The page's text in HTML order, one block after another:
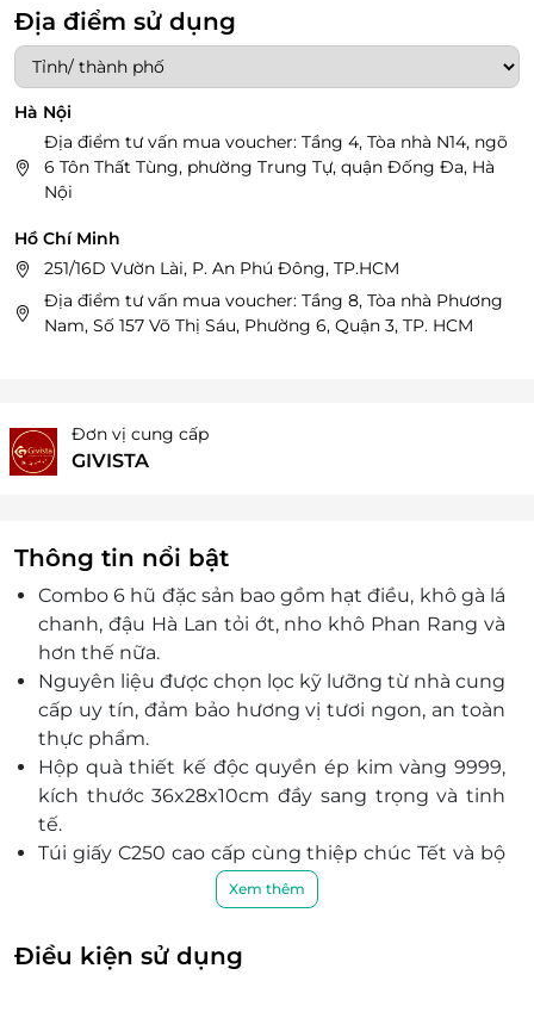
Địa điểm sử dụng
Hà Nội
Địa điểm tư vấn mua voucher: Tầng 4, Tòa nhà N14, ngõ
6 Tôn Thất Tùng, phường Trung Tự, quận Đống Đa, Hà
Nội
Hồ Chí Minh
251/16D Vườn Lài, P. An Phú Đông, TP.HCM
Địa điểm tư vấn mua voucher: Tầng 8, Tòa nhà Phương
Nam, Số 157 Võ Thị Sáu, Phường 6, Quận 3, TP. HCM
Đơn vị cung cấp
GIVISTA
Thông tin nổi bật
Combo 6 hũ đặc sản bao gồm hạt điều, khô gà lá
chanh, đậu Hà Lan tỏi ớt, nho khô Phan Rang và
hơn thế nữa.
Nguyên liệu được chọn lọc kỹ lưỡng từ nhà cung
cấp uy tín, đảm bảo hương vị tươi ngon, an toàn
thực phẩm.
Hộp quà thiết kế độc quyền ép kim vàng 9999,
kích thước 36x28x10cm đầy sang trọng và tinh
tế.
Túi giấy C250 cao cấp cùng thiệp chúc Tết và bộ
bao lì xì đồng bộ gia tăng giá trị món quà.
Phù hợp làm quà biếu Tết cho đối tác, khách
hàng, đồng nghiệp hay người thân, thể hiện sự
tri ân sâu sắc.
Xem thêm
Điều kiện sử dụng